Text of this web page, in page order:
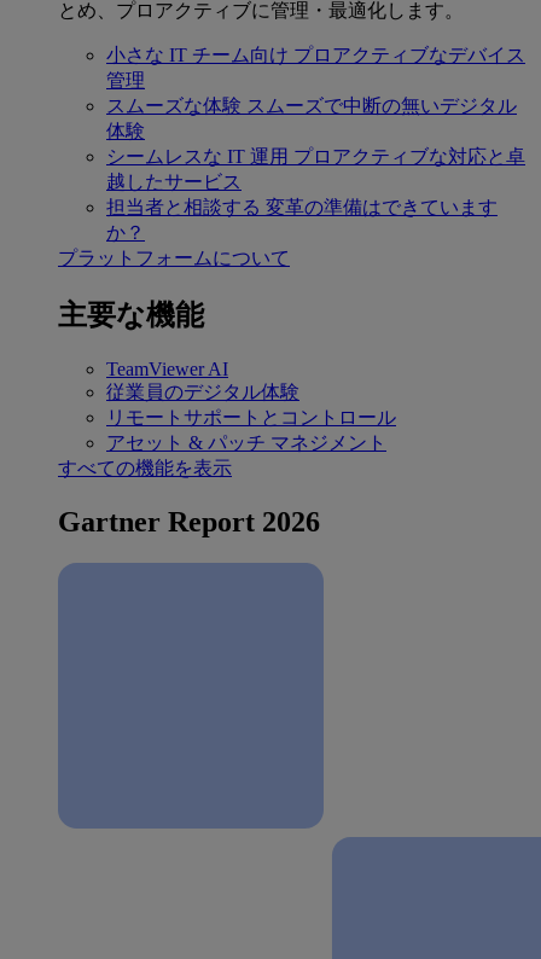
とめ、プロアクティブに管理・最適化します。
小さな IT チーム向け プロアクティブなデバイス
管理
スムーズな体験 スムーズで中断の無いデジタル
体験
シームレスな IT 運用 プロアクティブな対応と卓
越したサービス
担当者と相談する 変革の準備はできています
か？
プラットフォームについて
主要な機能
TeamViewer AI
従業員のデジタル体験
リモートサポートとコントロール
アセット & パッチ マネジメント
すべての機能を表示
Gartner Report 2026